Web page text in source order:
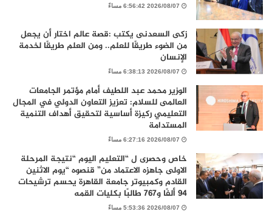
2026/08/07 6:56:42 مساءً
زكى السعدنى يكتب :قصة عالم اختار أن يجعل
من الضوء طريقًا للعلم.. ومن العلم طريقًا لخدمة
الإنسان
2026/08/07 6:38:13 مساءً
الوزير محمد عبد اللطيف أمام مؤتمر الجامعات
العالمى للسلام: تعزيز التعاون الدولي في المجال
التعليمي ركيزة أساسية لتحقيق أهداف التنمية
المستدامة
2026/08/07 6:27:16 مساءً
خاص وحصرى ل “التعليم اليوم “نتيجة المرحلة
الاولى جاهزه الاعتماد من” قنصوه “يوم الاثنين
القادم وكمبيوتر جامعة القاهرة يحسم ترشيحات
94 ألفًا و767 طالبًا بكليات القمه
2026/08/07 5:53:36 مساءً